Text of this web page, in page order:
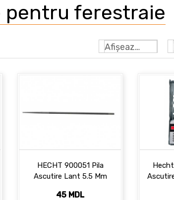
pentru ferestraie
Afișează: 24
HECHT 900051 Pila
Ascutire Lant 5.5 Mm
45 MDL